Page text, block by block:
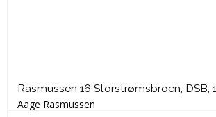
Rasmussen 16 Storstrømsbroen, DSB,
Aage Rasmussen